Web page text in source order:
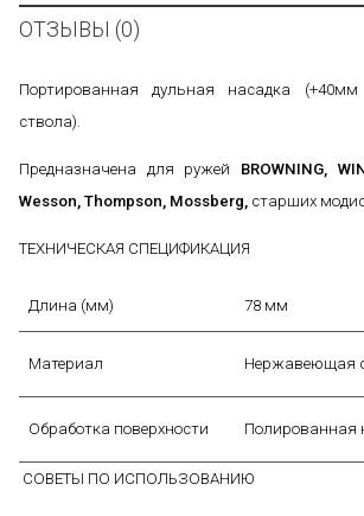
ОТЗЫВЫ (0)
Портированная дульная насадка
ствола).
Предназначена для ружей BROWNING,
Wesson, Thompson, Mossberg, старших
ТЕХНИЧЕСКАЯ СПЕЦИФИКАЦИЯ
Длина (мм) 78 мм
Материал Нержавеющая
Обработка поверхности Полированная
СОВЕТЫ ПО ИСПОЛЬЗОВАНИЮ